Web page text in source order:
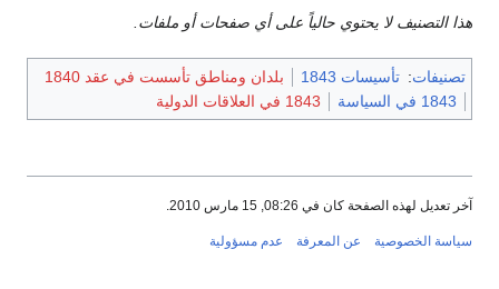
هذا التصنيف لا يحتوي حالياً على أي صفحات أو ملفات.
تصنيفات: تأسيسات 1843
بلدان ومناطق تأسست في عقد 1840
1843 في السياسة
1843 في العلاقات الدولية
آخر تعديل لهذه الصفحة كان في 08:26, 15 مارس 2010.
سياسة الخصوصية عن المعرفة عدم مسؤولية